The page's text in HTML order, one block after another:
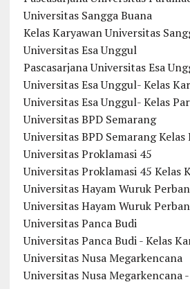
Universitas Sangga Buana
Kelas Karyawan Universitas
Universitas Esa Unggul
Pascasarjana Universitas Esa
Universitas Esa Unggul- Kelas
Universitas Esa Unggul- Kelas
Universitas BPD Semarang
Universitas BPD Semarang Kelas
Universitas Proklamasi 45
Universitas Proklamasi 45 Kelas
Universitas Hayam Wuruk
Universitas Hayam Wuruk
Universitas Panca Budi
Universitas Panca Budi - Kelas
Universitas Nusa Megarkencana
Universitas Nusa Megarkencana